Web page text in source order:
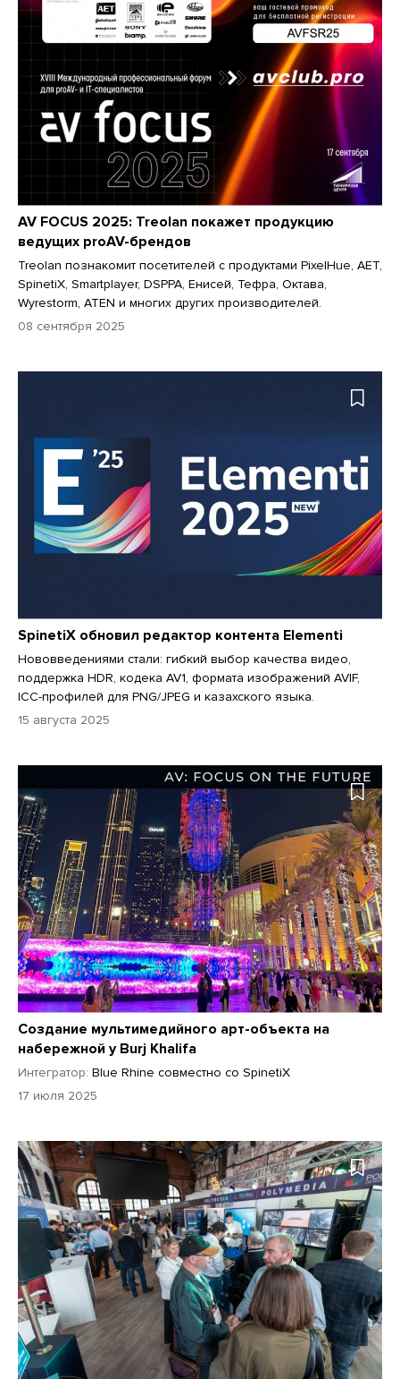
AV FOCUS 2025: Treolan покажет продукцию
ведущих proAV-брендов
Treolan познакомит посетителей с продуктами PixelHue, AET,
SpinetiX, Smartplayer, DSPPA, Енисей, Тефра, Октава,
Wyrestorm, ATEN и многих других производителей.
08 сентября 2025
SpinetiX обновил редактор контента Elementi
Нововведениями стали: гибкий выбор качества видео,
поддержка HDR, кодека AV1, формата изображений AVIF,
ICC-профилей для PNG/JPEG и казахского языка.
15 августа 2025
Создание мультимедийного арт-объекта на
набережной у Burj Khalifa
Интегратор: Blue Rhine совместно со SpinetiX
17 июля 2025